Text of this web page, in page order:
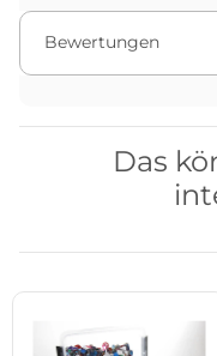
Bewertungen
Das